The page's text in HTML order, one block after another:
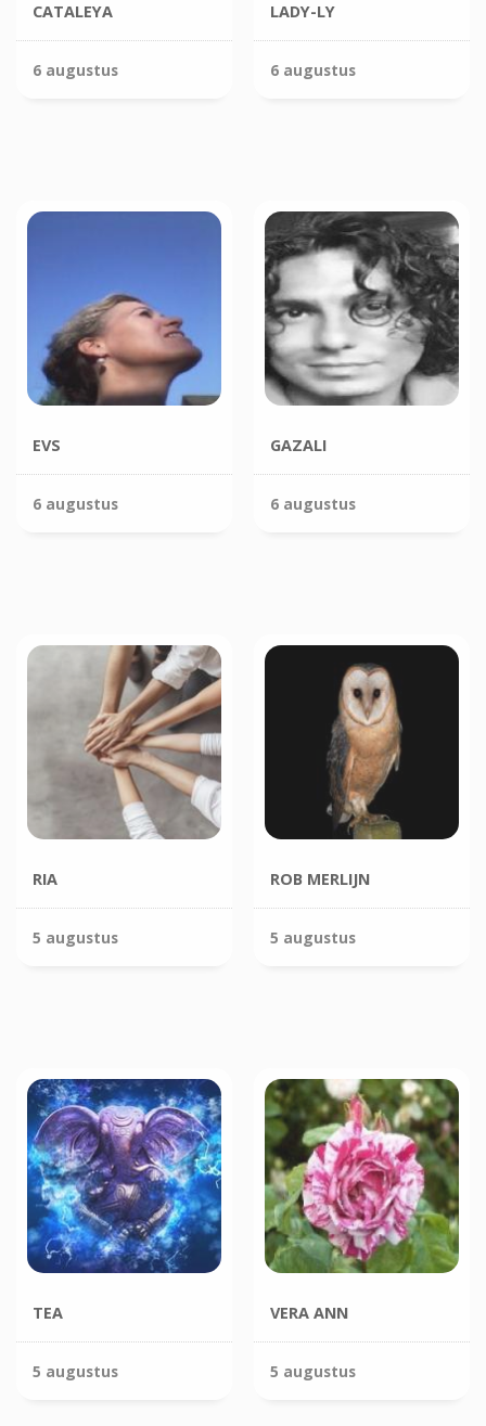
CATALEYA
6 augustus
LADY-LY
6 augustus
EVS
6 augustus
GAZALI
6 augustus
RIA
5 augustus
ROB MERLIJN
5 augustus
TEA
5 augustus
VERA ANN
5 augustus